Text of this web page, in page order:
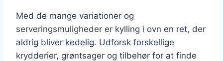
Med de mange variationer og
serveringsmuligheder er kylling i ovn en ret, der
aldrig bliver kedelig. Udforsk forskellige
krydderier, grøntsager og tilbehør for at finde